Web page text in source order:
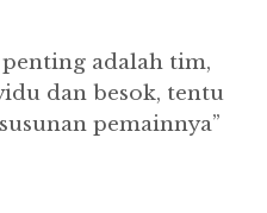
adalah tim,
dan besok, tentu
pemainnya”